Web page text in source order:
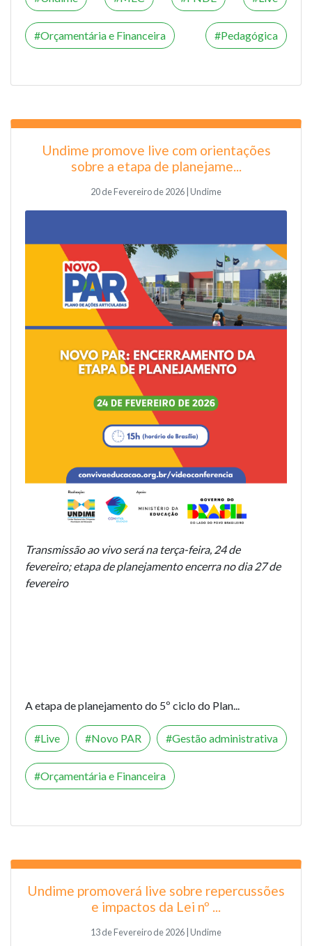
Orçamentária e Financeira Pedagógica
Undime promove live com orientações
sobre a etapa de planejame...
20 de Fevereiro de 2026 | Undime
Transmissão ao vivo será na terça-feira, 24 de
fevereiro; etapa de planejamento encerra no dia 27 de
fevereiro
A etapa de planejamento do 5º ciclo do Plan...
Live Novo PAR Gestão administrativa
Orçamentária e Financeira
Undime promoverá live sobre repercussões
e impactos da Lei nº ...
13 de Fevereiro de 2026 | Undime